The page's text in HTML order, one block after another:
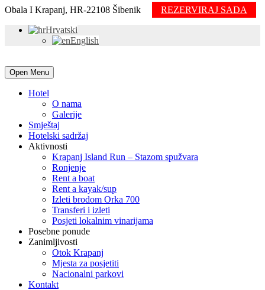
Obala I Krapanj, HR-22108 Šibenik
REZERVIRAJ SADA
Hrvatski
English
Open Menu
Hotel
O nama
Galerije
Smještaj
Hotelski sadržaj
Aktivnosti
Krapanj Island Run – Stazom spužvara
Ronjenje
Rent a boat
Rent a kayak/sup
Izleti brodom Orka 700
Transferi i izleti
Posjeti lokalnim vinarijama
Posebne ponude
Zanimljivosti
Otok Krapanj
Mjesta za posjetiti
Nacionalni parkovi
Kontakt